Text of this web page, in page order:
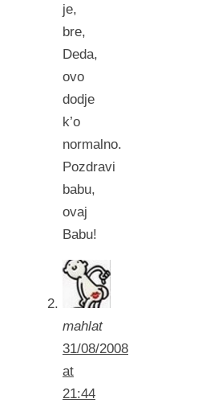
je,
bre,
Deda,
ovo
dodje
k’o
normalno.
Pozdravi
babu,
ovaj
Babu!
mahlat
31/08/2008
at
21:44